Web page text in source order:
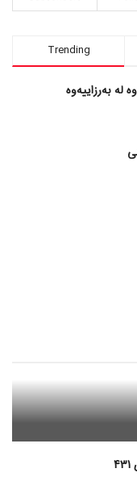
Trending
لە بەرزاییەوە